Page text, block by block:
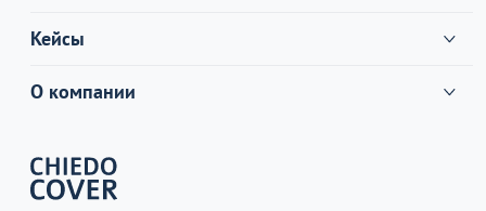
Кейсы
О компании